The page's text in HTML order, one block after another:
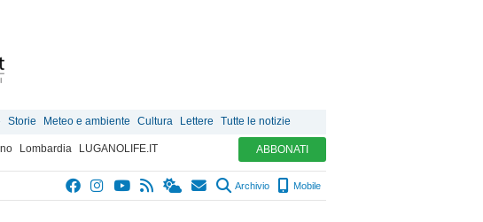
Storie Meteo e ambiente Cultura Lettere Tutte le notizie
Lombardia LUGANOLIFE.IT ABBONATI
Archivio Mobile